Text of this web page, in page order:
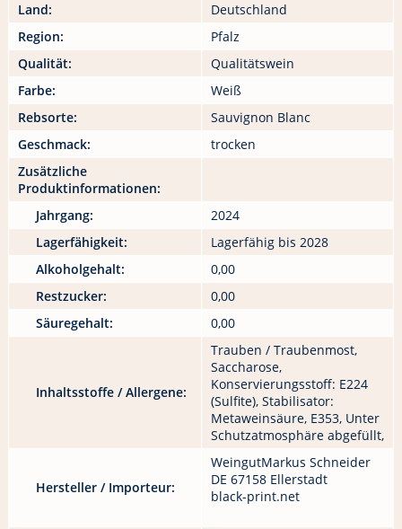
Land:
Deutschland
Region:
Pfalz
Qualität:
Qualitätswein
Farbe:
Weiß
Rebsorte:
Sauvignon Blanc
Geschmack:
trocken
Zusätzliche
Produktinformationen:
Jahrgang:
2024
Lagerfähigkeit:
Lagerfähig bis 2028
Alkoholgehalt:
0,00
Restzucker:
0,00
Säuregehalt:
0,00
Inhaltsstoffe / Allergene:
Trauben / Traubenmost,
Saccharose,
Konservierungsstoff: E224
(Sulfite), Stabilisator:
Metaweinsäure, E353, Unter
Schutzatmosphäre abgefüllt,
Hersteller / Importeur:
WeingutMarkus Schneider
DE 67158 Ellerstadt
black-print.net